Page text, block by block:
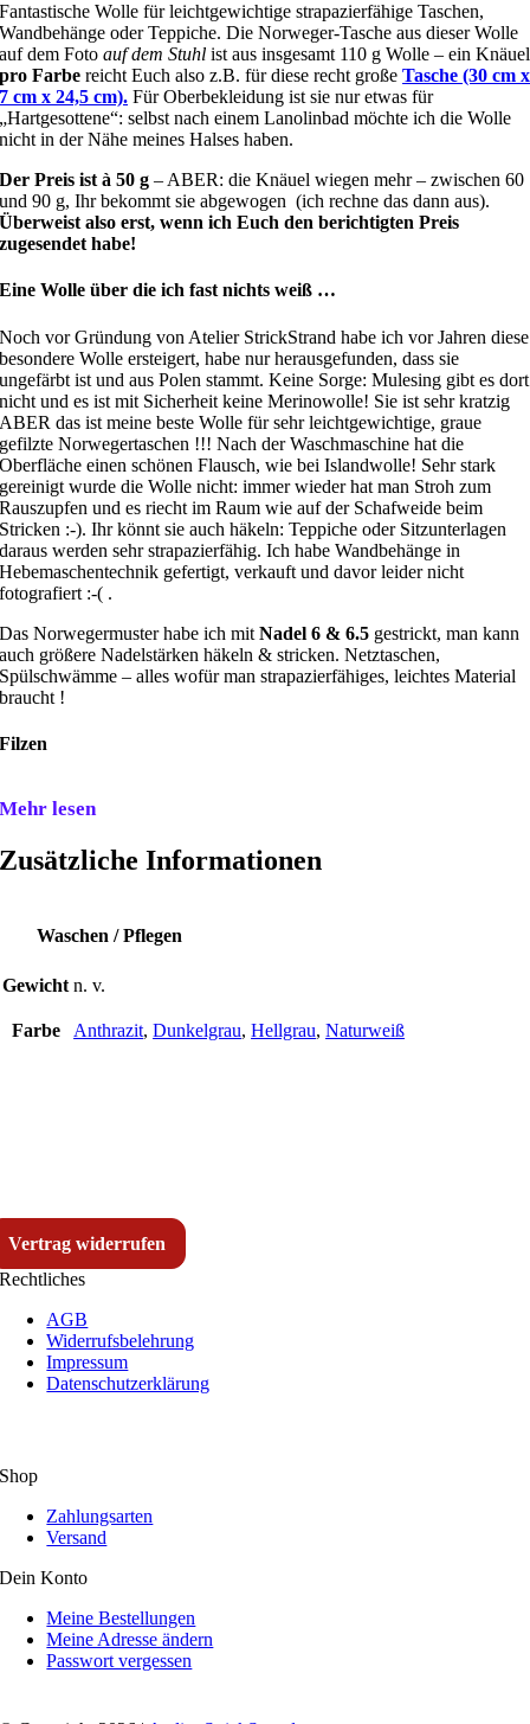
Fantastische Wolle für leichtgewichtige strapazierfähige Taschen,
Wandbehänge oder Teppiche. Die Norweger-Tasche aus dieser Wolle
auf dem Fotoauf dem Stuhl ist aus insgesamt 110 g Wolle – ein Knäuel
pro Farbe reicht Euch also z.B. für diese recht großeTasche (30 cm x
7 cm x 24,5 cm). Für Oberbekleidung ist sie nur etwas für
„Hartgesottene“: selbst nach einem Lanolinbad möchte ich die Wolle
nicht in der Nähe meines Halses haben.
Der Preis ist à 50 g– ABER: die Knäuel wiegen mehr – zwischen 60
und 90 g, Ihr bekommt sie abgewogen (ich rechne das dann aus).
Überweist also erst, wenn ich Euch den berichtigten Preis
zugesendet habe!
Eine Wolle über die ich fast nichts weiß …
Noch vor Gründung von Atelier StrickStrand habe ich vor Jahren diese
besondere Wolle ersteigert, habe nur herausgefunden, dass sie
ungefärbt ist und aus Polen stammt. Keine Sorge: Mulesing gibt es dort
nicht und es ist mit Sicherheit keine Merinowolle! Sie ist sehr kratzig
ABER das ist meine beste Wolle für sehr leichtgewichtige, graue
gefilzte Norwegertaschen !!! Nach der Waschmaschine hat die
Oberfläche einen schönen Flausch, wie bei Islandwolle! Sehr stark
gereinigt wurde die Wolle nicht: immer wieder hat man Stroh zum
Rauszupfen und es riecht im Raum wie auf der Schafweide beim
Stricken :-). Ihr könnt sie auch häkeln: Teppiche oder Sitzunterlagen
daraus werden sehr strapazierfähig. Ich habe Wandbehänge in
Hebemaschentechnik gefertigt, verkauft und davor leider nicht
fotografiert :-( .
Das Norwegermuster habe ich mitNadel 6 & 6.5 gestrickt, man kann
auch größere Nadelstärken häkeln & stricken. Netztaschen,
Spülschwämme – alles wofür man strapazierfähiges, leichtes Material
braucht !
Filzen
Mehr lesen
Zusätzliche Informationen
Waschen / Pflegen
Gewicht n. v.
Farbe Anthrazit,Dunkelgrau,Hellgrau,Naturweiß
Vertrag widerrufen
Rechtliches
AGB
Widerrufsbelehrung
Impressum
Datenschutzerklärung
Shop
Zahlungsarten
Versand
Dein Konto
Meine Bestellungen
Meine Adresse ändern
Passwort vergessen